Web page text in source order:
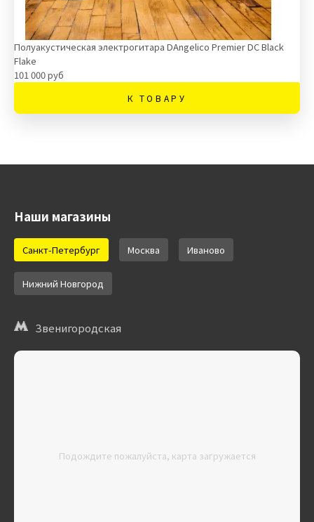
Полуакустическая электрогитара DAngelico Premier DC Black
Flake
101 000 руб
К ТОВАРУ
Наши магазины
Санкт-Петербург Москва Иваново
Нижний Новгород
Звенигородская
Подождите пожалуйста, карта загружается